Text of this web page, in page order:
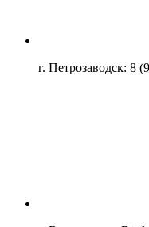
г. Петрозаводск: 8